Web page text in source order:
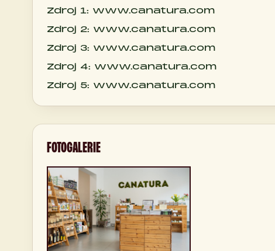
Zdroj 1: www.canatura.com
Zdroj 2: www.canatura.com
Zdroj 3: www.canatura.com
Zdroj 4: www.canatura.com
Zdroj 5: www.canatura.com
FOTOGALERIE